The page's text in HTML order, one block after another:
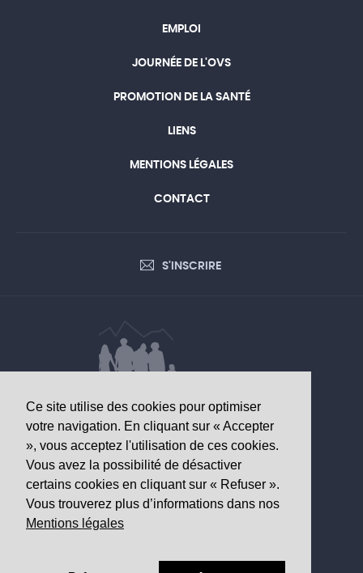
Ce site utilise des cookies pour optimiser
votre navigation. En cliquant sur « Accepter
», vous acceptez l'utilisation de ces cookies.
Vous avez la possibilité de désactiver
certains cookies en cliquant sur « Refuser ».
Vous trouverez plus d’informations dans nos
Mentions légales
EMPLOI
JOURNÉE DE L'OVS
PROMOTION DE LA SANTÉ
LIENS
MENTIONS LÉGALES
CONTACT
S'INSCRIRE
DONNÉES D’INTÉRÊT SANITAIRE
Observatoire valaisan de la santé
Av. Grand-Champsec 64
1950 Sion
Tél+41 27 603 49 61